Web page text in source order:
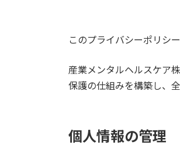
このプライバシーポリシ
産業メンタルヘルスケア
保護の仕組みを構築し、
個人情報の管理